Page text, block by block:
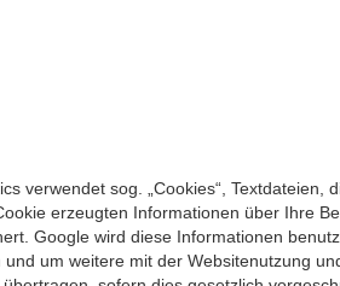
verwendet sog. „Cookies“, Textdateien,
erzeugten Informationen über Ihre
Google wird diese Informationen
um weitere mit der Websitenutzung